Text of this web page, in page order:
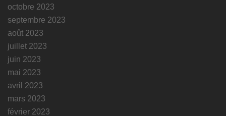
octobre 2023
septembre 2023
août 2023
juillet 2023
juin 2023
mai 2023
avril 2023
mars 2023
février 2023